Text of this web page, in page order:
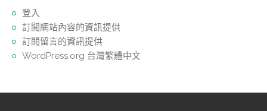
登入
訂閱網站內容的資訊提供
訂閱留言的資訊提供
WordPress.org 台灣繁體中文